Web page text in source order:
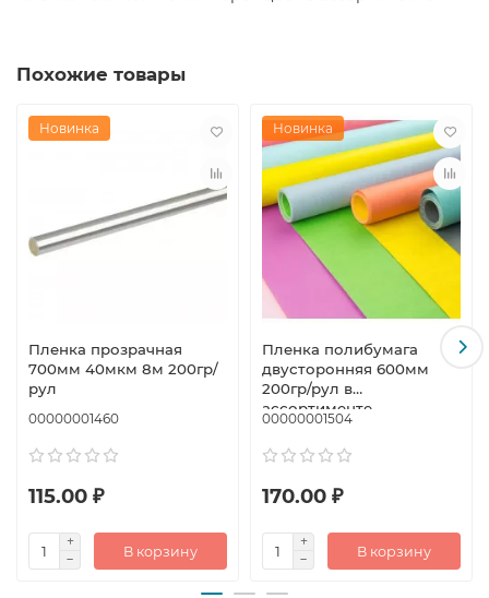
Похожие товары
Новинка
Пленка прозрачная
700мм 40мкм 8м 200гр/
рул
00000001460
115.00 ₽
В корзину
Новинка
Пленка полибумага
двусторонняя 600мм
200гр/рул в
ассортименте
00000001504
170.00 ₽
В корзину